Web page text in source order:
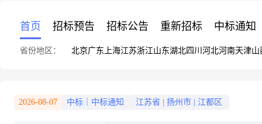
首页 招标预告 招标公告 重新招标 中标通知
省份地区： 北京广东 上海江苏浙江山东湖北四川 河北河南天津山
2026-08-07 中标｜中标通知 江苏省 扬州市 江都区